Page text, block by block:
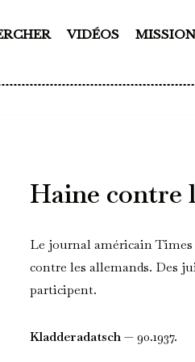
VIDÉOS MISSION
Haine contre
Le journal américain
contre les allemands. Des
participent.
Kladderadatsch— 90.1937.